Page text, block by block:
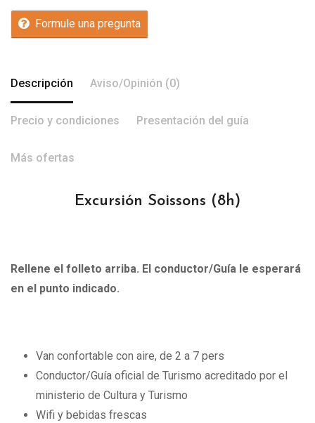
Formule una pregunta
Descripción Aviso/Opinión (0)
Precio y condiciones Presentación del guía
Más ofertas
Excursión Soissons (8h)
Rellene el folleto arriba. El conductor/Guía le esperará
en el punto indicado.
Van confortable con aire, de 2 a 7 pers
Conductor/Guía oficial de Turismo acreditado por el
ministerio de Cultura y Turismo
Wifi y bebidas frescas